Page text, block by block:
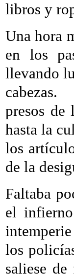
libros y
Una hora
en los
llevando
cabezas.
presos de
hasta la
los
de la
Faltaba
el
los
saliese de